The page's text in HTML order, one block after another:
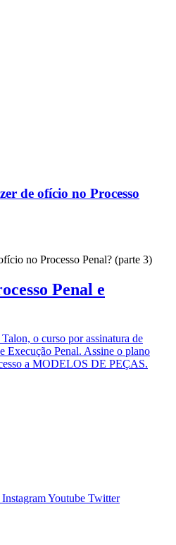
de ofício no Processo
no Processo Penal? (parte 3)
Penal e
o curso por assinatura de
Execução Penal. Assine o plano
a MODELOS DE PEÇAS.
InstagramYoutube Twitter